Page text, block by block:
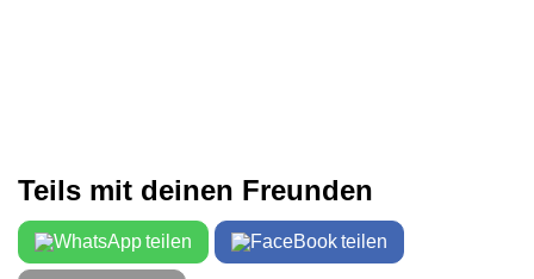
Teils mit deinen Freunden
teilen teilen